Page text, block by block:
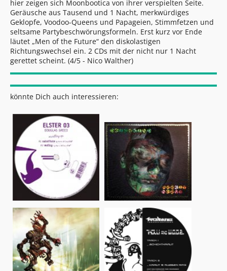
hier zeigen sich Moonbootica von ihrer verspielten Seite.
Geräusche aus Tausend und 1 Nacht, merkwürdiges
Geklopfe, Voodoo-Queens und Papageien, Stimmfetzen und
seltsame Partybeschwörungsformeln. Erst kurz vor Ende
läutet „Men of the Future“ den diskolastigen
Richtungswechsel ein. 2 CDs mit der nicht nur 1 Nacht
gerettet scheint. (4/5 - Nico Walther)
könnte Dich auch interessieren: